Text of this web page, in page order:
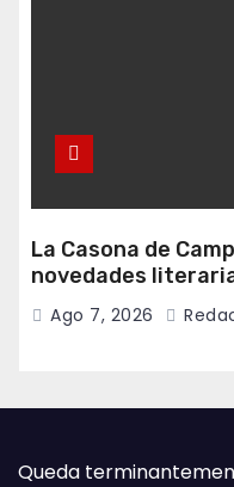
La Casona de
novedades
Ago 7, 2026
Queda